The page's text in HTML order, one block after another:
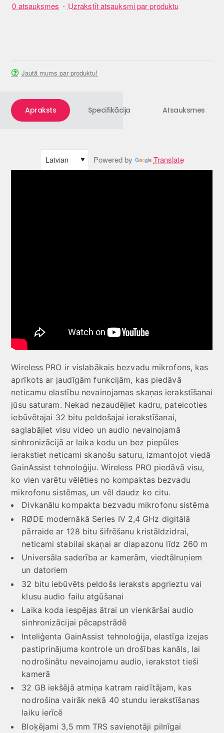
0 atsauksmes - Uzrakstīt atsauksmi par produktu
Jautā mums par produktu!
Apraksts Specifikācija Atsauksmes
Powered by Translate
Wireless PRO ir vislabākais bezvadu mikrofons, kas
aprīkots ar jaudīgām funkcijām, kas piedāvā
neticamu elastību nevainojamas skaņas ierakstīšanai
jūsu saturam. Nekad nezaudējiet kadru, pateicoties
iebūvētajai 32 bitu peldošajai ierakstīšanai,
saglabājiet visu video un audio nevainojamā
sinhronizācijā ar laika kodu un bez piepūles
ierakstiet neticami skanošu saturu, izmantojot viedā
GainAssist tehnoloģiju. Wireless PRO piedāvā visu,
ko vien varētu vēlēties no kompaktas bezvadu
mikrofonu sistēmas, un vēl daudz ko citu.
Divkanālu kompakta bezvadu mikrofonu sistēma
RØDE modernākā Series IV 2,4 GHz digitālā
pārraide ar 128 bitu šifrēšanu kristāldzidrai,
neticami stabilai skaņai ar diapazonu līdz 260 m
Universāla saderība ar kamerām, viedtālruņiem
un datoriem
32 bitu iebūvēts peldošs ieraksts apgrieztu vai
klusu audio failu atgūšanai
Laika koda iespējas ātrai un vienkāršai audio
sinhronizācijai pēcapstrādē
Inteliģenta GainAssist tehnoloģija, elastīga izejas
pastiprinājuma kontrole un drošības kanāls, lai
nodrošinātu nevainojamu audio, ierakstot tieši
kamerā
32 GB iekšējā atmiņa katram raidītājam, kas
nodrošina vairāk nekā 40 stundu ierakstīšanas
laiku ierīcē
Bloķējami 3,5 mm TRS savienotāji pilnīgai